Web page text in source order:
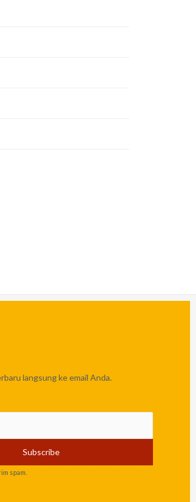
langsung ke email Anda.
spam.